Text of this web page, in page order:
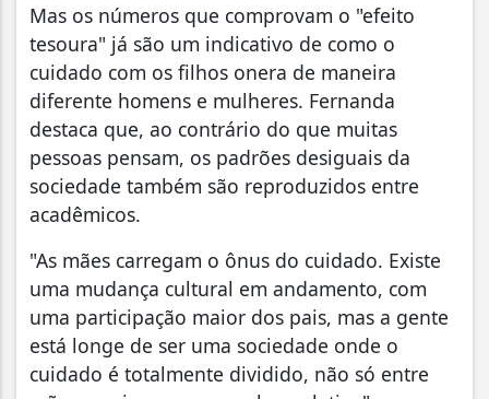
Mas os números que comprovam o "efeito
tesoura" já são um indicativo de como o
cuidado com os filhos onera de maneira
diferente homens e mulheres. Fernanda
destaca que, ao contrário do que muitas
pessoas pensam, os padrões desiguais da
sociedade também são reproduzidos entre
acadêmicos.
"As mães carregam o ônus do cuidado. Existe
uma mudança cultural em andamento, com
uma participação maior dos pais, mas a gente
está longe de ser uma sociedade onde o
cuidado é totalmente dividido, não só entre